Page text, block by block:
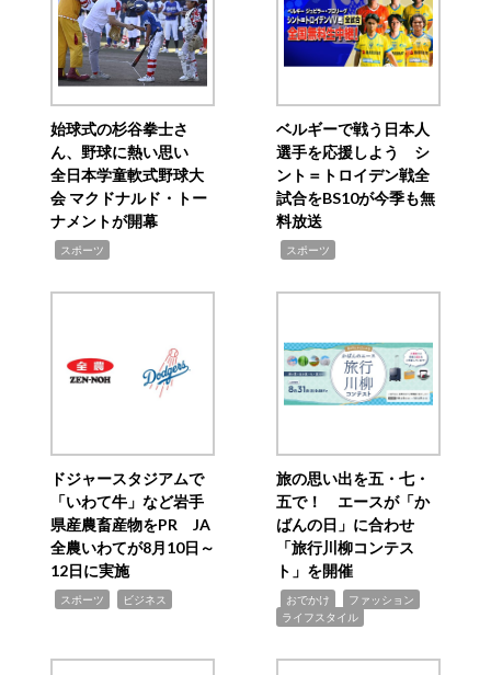
始球式の杉谷拳士さ
ん、野球に熱い思い
全日本学童軟式野球大
会 マクドナルド・トー
ナメントが開幕
スポーツ
ベルギーで戦う日本人
選手を応援しよう シ
ント＝トロイデン戦全
試合をBS10が今季も無
料放送
スポーツ
ドジャースタジアムで
「いわて牛」など岩手
県産農畜産物をPR JA
全農いわてが8月10日～
12日に実施
スポーツ ビジネス
旅の思い出を五・七・
五で！ エースが「か
ばんの日」に合わせ
「旅行川柳コンテス
ト」を開催
おでかけ ファッション
ライフスタイル